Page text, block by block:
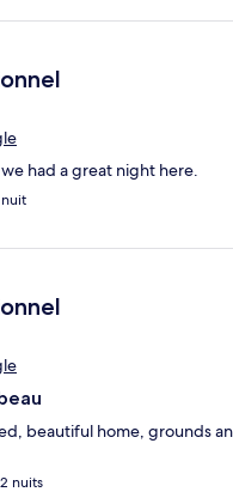
had a great night here.
nuit
beautiful home, grounds
nuits